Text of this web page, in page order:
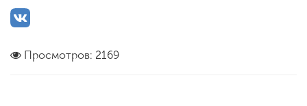
Просмотров: 2169